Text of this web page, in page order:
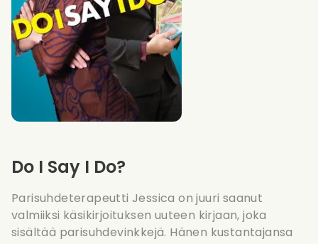
Do I Say I Do?
Parisuhdeterapeutti Jessica on juuri saanut
valmiiksi käsikirjoituksen uuteen kirjaan, joka
sisältää parisuhdevinkkejä. Hänen kustantajansa